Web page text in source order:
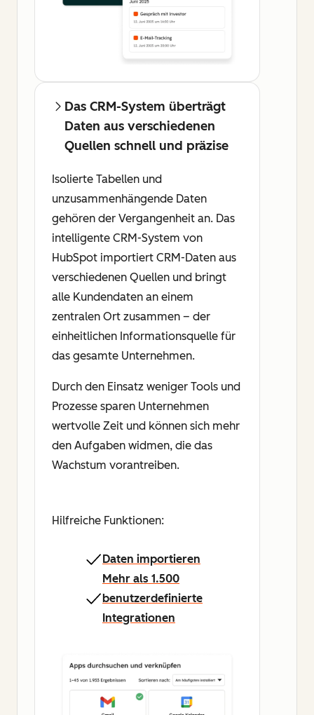
Das CRM-System überträgt
Daten aus verschiedenen
Quellen schnell und präzise
Isolierte Tabellen und
unzusammenhängende Daten
gehören der Vergangenheit an. Das
intelligente CRM-System von
HubSpot importiert CRM-Daten aus
verschiedenen Quellen und bringt
alle Kundendaten an einem
zentralen Ort zusammen – der
einheitlichen Informationsquelle für
das gesamte Unternehmen.
Durch den Einsatz weniger Tools und
Prozesse sparen Unternehmen
wertvolle Zeit und können sich mehr
den Aufgaben widmen, die das
Wachstum vorantreiben.
Hilfreiche Funktionen:
Daten importieren
Mehr als 1.500
benutzerdefinierte
Integrationen